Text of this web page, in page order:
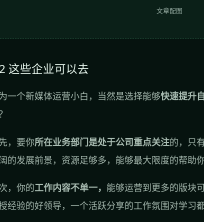
文章配图
这些企业可以去
一个新媒体运营小白，当然是选择能够快速提升
，要你所在业务部门是处于公司重点关注的，只
的发展前景，资源足够多，能够最大限度的帮助
，你的工作内容不单一， 能够运营到更多的版块
经验的好领导，一个活跃分享的工作氛围对学习